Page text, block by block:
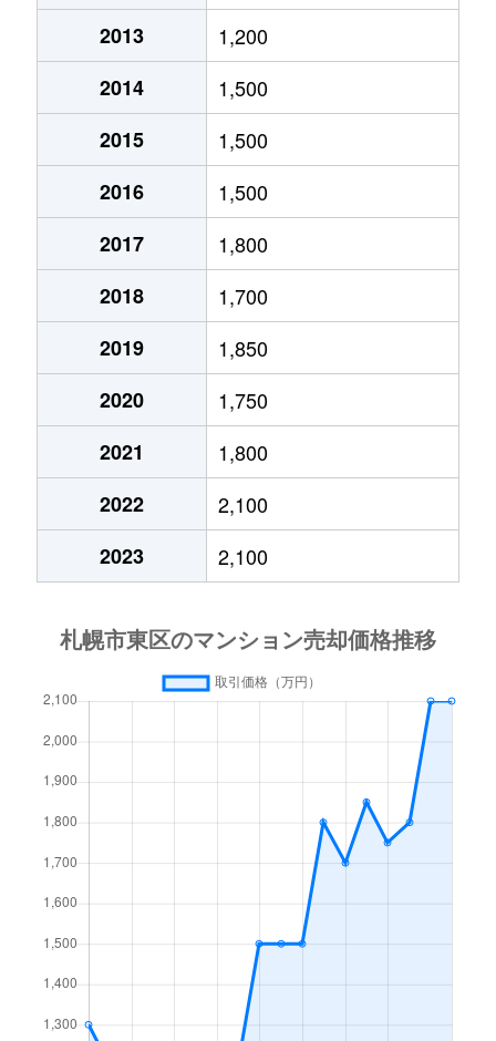
北９条東
3,400万円
北１０条東
1,800万円
北１０条東
1,900万円
北１２条東
1,800万円
北１２条東
2,700万円
北１２条東
2,300万円
北１３条東
3,800万円
北１３条東
2,100万円
北１４条東
1,700万円
北１５条東
2,100万円
北１５条東
3,000万円
北１７条東
環状通東
2,700万円 環状通東
北１８条東
北１９条東
350万円 北18条
北１９条東
北18条
北18条
北２０条東
2,200万円 北18条
北２０条東
1,600万円
2013
1,200
2014
1,500
2015
1,500
2016
1,500
2017
1,800
2018
1,700
2019
1,850
2020
1,750
2021
1,800
2022
2,100
2023
2,100